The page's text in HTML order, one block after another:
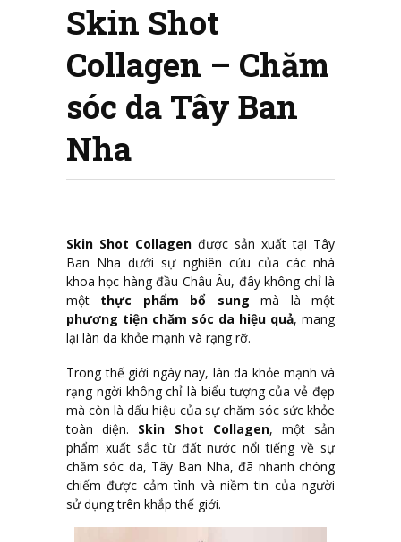
Skin Shot
Collagen – Chăm
sóc da Tây Ban
Nha
Skin Shot Collagen được sản xuất tại Tây
Ban Nha dưới sự nghiên cứu của các nhà
khoa học hàng đầu Châu Âu, đây không chỉ là
một thực phẩm bổ sung mà là một
phương tiện chăm sóc da hiệu quả, mang
lại làn da khỏe mạnh và rạng rỡ.
Trong thế giới ngày nay, làn da khỏe mạnh và
rạng ngời không chỉ là biểu tượng của vẻ đẹp
mà còn là dấu hiệu của sự chăm sóc sức khỏe
toàn diện. Skin Shot Collagen, một sản
phẩm xuất sắc từ đất nước nổi tiếng về sự
chăm sóc da, Tây Ban Nha, đã nhanh chóng
chiếm được cảm tình và niềm tin của người
sử dụng trên khắp thế giới.